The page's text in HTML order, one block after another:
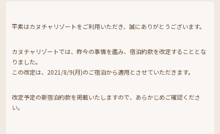
平素はカヌチャリゾートをご利用いただき、誠にありがとうございます。
カヌチャリゾートでは、昨今の事情を鑑み、宿泊約款を改定することとな
りました。
この改定は、2021/8/9(月)のご宿泊から適用とさせていただきます。
改定予定の新宿泊約款を掲載いたしますので、あらかじめご確認くださ
い。